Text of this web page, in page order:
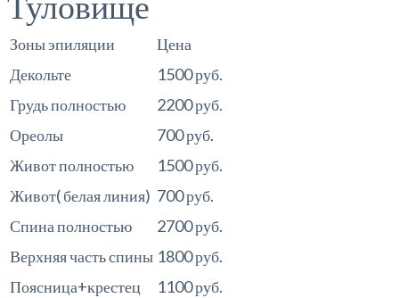
Зоны эпиляции
Цена
Декольте
1500 руб.
Грудь полностью
2200 руб.
Ореолы
700 руб.
Живот полностью
1500 руб.
Живот( белая линия) 700 руб.
Спина полностью
2700 руб.
Верхняя часть спины 1800 руб.
Поясница+крестец
1100 руб.